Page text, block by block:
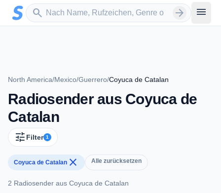
Zum Hauptinhalt springen
search
Sender suchen arrow_forward menu
North America/Mexico/Guerrero/Coyuca de Catalan
Radiosender aus Coyuca de
Catalan
tune Filter 1
Coyuca de Catalan close Alle zurücksetzen
2 Radiosender aus Coyuca de Catalan